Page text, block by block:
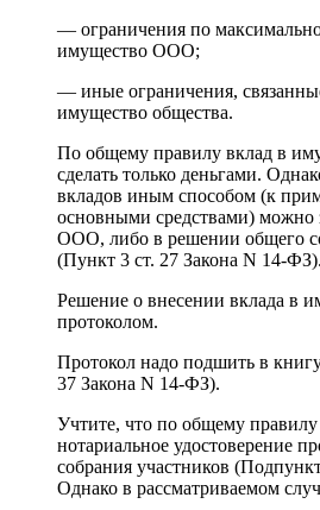
— ограничения по
имущество ООО;
— иные ограничения,
имущество общества.
По общему правилу вклад в
сделать только деньгами.
вкладов иным способом (к
основными средствами) можно
ООО, либо в решении общего
(Пункт 3 ст. 27 Закона N 14-ФЗ).
Решение о внесении вклада в
протоколом.
Протокол надо подшить в
37 Закона N 14-ФЗ).
Учтите, что по общему
нотариальное удостоверение
собрания участников
Однако в рассматриваемом